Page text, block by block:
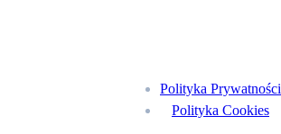
Polityka Prywatności
Polityka Cookies